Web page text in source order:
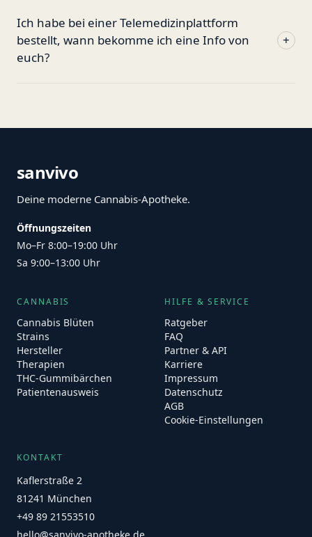
Ich habe bei einer Telemedizinplattform
bestellt, wann bekomme ich eine Info von
euch?
+
sanvivo
Deine moderne Cannabis-Apotheke.
Öffnungszeiten
Mo–Fr 8:00–19:00 Uhr
Sa 9:00–13:00 Uhr
CANNABIS
Cannabis Blüten
Strains
Hersteller
Therapien
THC-Gummibärchen
Patientenausweis
HILFE & SERVICE
Ratgeber
FAQ
Partner & API
Karriere
Impressum
Datenschutz
AGB
Cookie-Einstellungen
KONTAKT
Kaflerstraße 2
81241 München
+49 89 21553510